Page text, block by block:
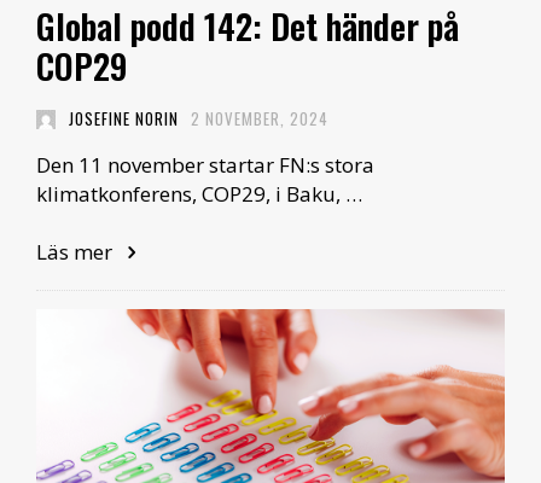
Global podd 142: Det händer på
COP29
JOSEFINE NORIN 2 NOVEMBER, 2024
Den 11 november startar FN:s stora
klimatkonferens, COP29, i Baku, …
Läs mer